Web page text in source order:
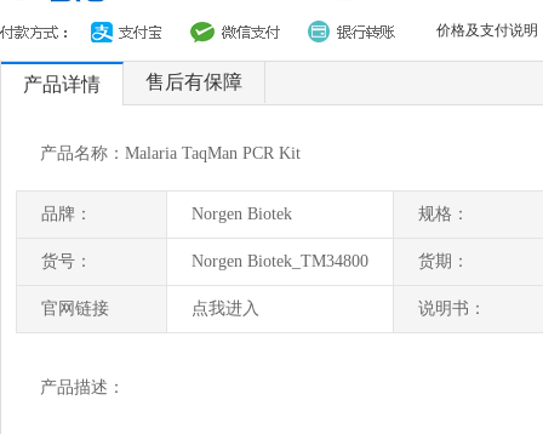
价格及支付说明
产品详情 售后有保障
产品名称：Malaria TaqMan PCR Kit
品牌： Norgen Biotek 规格：
货号： Norgen Biotek_TM34800 货期：
官网链接 点我进入 说明书：
产品描述：